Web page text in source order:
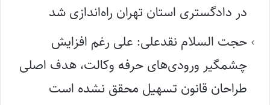
در دادگستری استان تهران راه‌اندازی شد
حجت السلام نقدعلی: علی رغم افزایش
چشمگیر ورودی‌های حرفه وکالت، هدف اصلی
طراحان قانون تسهیل محقق نشده است